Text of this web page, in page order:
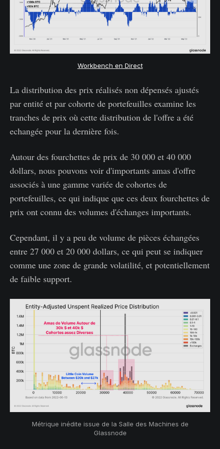
Workbench en Direct
La distribution des prix réalisés non dépensés ajustés
par entité et par cohorte de portefeuilles examine les
tranches de prix où cette distribution de l'offre a été
echangée pour la dernière fois.
Autour des fourchettes de prix de 30 000 et 40 000
dollars, nous pouvons voir d'importants amas d'offre
associés à une gamme variée de cohortes de
portefeuilles, ce qui indique que ces deux fourchettes de
prix ont connu des volumes d'échanges importants.
Cependant, il y a peu de volume de pièces échangées
entre 27 000 et 20 000 dollars, ce qui peut se indiquer
comme une zone de grande volatilité, et potentiellement
de faible support.
Métrique inédite issue de la Salle des Machines de
Glassnode